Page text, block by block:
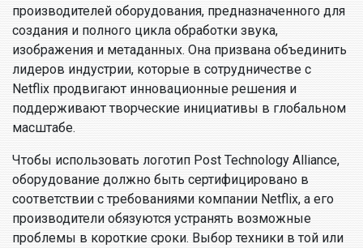
производителей оборудования, предназначенного для
создания и полного цикла обработки звука,
изображения и метаданных. Она призвана объединить
лидеров индустрии, которые в сотрудничестве с
Netflix продвигают инновационные решения и
поддерживают творческие инициативы в глобальном
масштабе.
Чтобы использовать логотип Post Technology Alliance,
оборудование должно быть сертифицировано в
соответствии с требованиями компании Netflix, а его
производители обязуются устранять возможные
проблемы в короткие сроки. Выбор техники в той или